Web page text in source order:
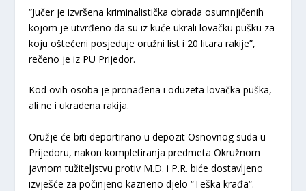
“Jučer je izvršena kriminalistička obrada osumnjičenih
kojom je utvrđeno da su iz kuće ukrali lovačku pušku za
koju oštećeni posjeduje oružni list i 20 litara rakije”,
rečeno je iz PU Prijedor.
Kod ovih osoba je pronađena i oduzeta lovačka puška,
ali ne i ukradena rakija.
Oružje će biti deportirano u depozit Osnovnog suda u
Prijedoru, nakon kompletiranja predmeta Okružnom
javnom tužiteljstvu protiv M.D. i P.R. biće dostavljeno
izvješće za počinjeno kazneno djelo “Teška krađa“.